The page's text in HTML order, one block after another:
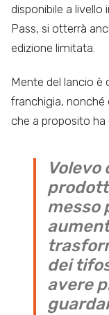
disponibile a livello
Pass, si otterrà
edizione limitata.
Mente del lancio è
franchigia, nonché
che a proposito ha
Volevo
messo
dei
avere